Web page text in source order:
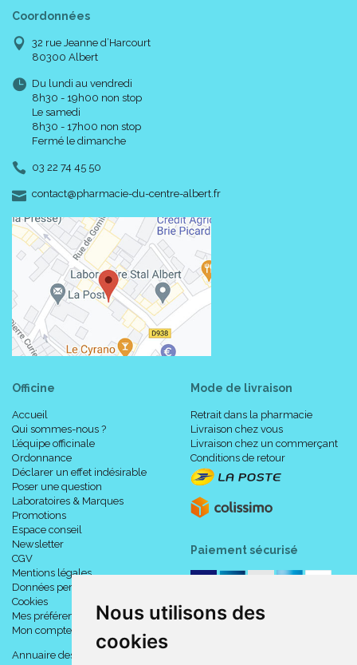
Nous utilisons des
cookies
Coordonnées
32 rue Jeanne d’Harcourt
80300 Albert
Du lundi au vendredi
8h30 - 19h00 non stop
Le samedi
8h30 - 17h00 non stop
Fermé le dimanche
03 22 74 45 50
contact-
@-
pharmacie-du-centre-albert.fr
Officine
Accueil
Qui sommes-nous ?
L’équipe officinale
Ordonnance
Déclarer un effet indésirable
Poser une question
Laboratoires & Marques
Promotions
Espace conseil
Newsletter
CGV
Mentions légales
Données personnelles
Cookies
Mes préférences Cookies
Mon compte
Annuaire des pharmacies
Mode de livraison
Retrait dans la pharmacie
Livraison chez vous
Livraison chez un commerçant
Conditions de retour
Paiement sécurisé